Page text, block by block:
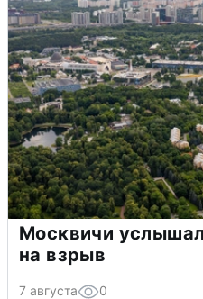
Москвичи
на взрыв
7 августа 0